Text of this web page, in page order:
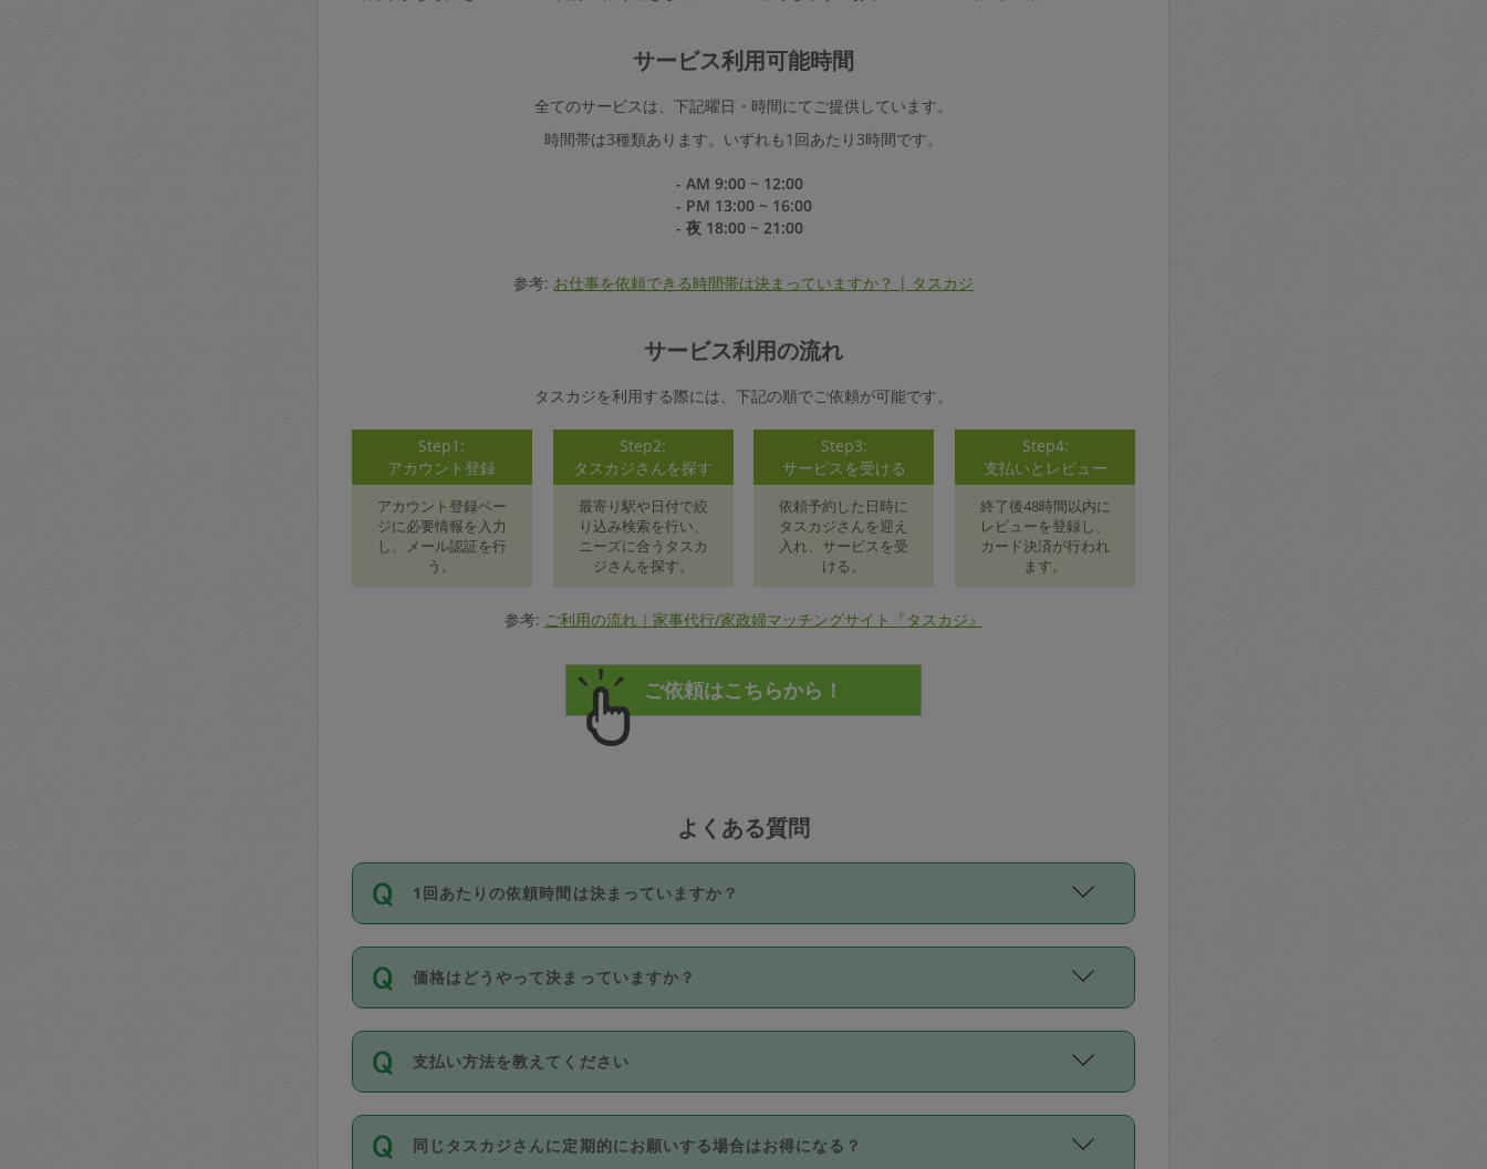
サービス利用可能時間
全てのサービスは、下記曜日・時間にてご提供しています。
時間帯は3種類あります。いずれも1回あたり3時間です。
- AM 9:00 ~ 12:00
- PM 13:00 ~ 16:00
- 夜 18:00 ~ 21:00
参考: お仕事を依頼できる時間帯は決まっていますか？ | タスカジ
サービス利用の流れ
タスカジを利用する際には、下記の順でご依頼が可能です。
Step1:
アカウント登録
アカウント登録ペー
ジに必要情報を入力
し、メール認証を行
う。
Step2:
タスカジさんを探す
最寄り駅や日付で絞
り込み検索を行い、
ニーズに合うタスカ
ジさんを探す。
Step3:
サービスを受ける
依頼予約した日時に
タスカジさんを迎え
入れ、サービスを受
ける。
Step4:
支払いとレビュー
終了後48時間以内に
レビューを登録し、
カード決済が行われ
ます。
参考: ご利用の流れ｜家事代行/家政婦マッチングサイト『タスカジ』
よくある質問
1回あたりの依頼時間は決まっていますか？
依頼1回につき3時間固定です。3時間を超えて依頼したい場合は、延長機能をご利用くださ
い。機能をご利用いただくには、タスカジさんに事前に相談し、合意の上事前申請すること
が必要です。なお、3時間を下回っても、値引き等はございません。
価格はどうやって決まっていますか？
11種類の価格帯の中からタスカジさん自身が価格を選んで設定しています。
タスカジさんの価格設定には最初は制限があり、レビュー件数、レビューの平均値、などで
除々に設定可能な最高額が上がっていく仕組みになっています。
支払い方法を教えてください
お支払方法はクレジットカード（Visa／Master／JCB／AMERICAN EXPRESS／Diners
Club）のみとなります。
同じタスカジさんに定期的にお願いする場合はお得になる？